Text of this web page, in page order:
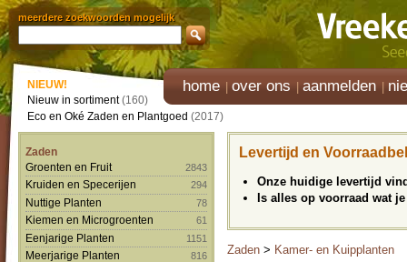
meerdere zoekwoorden mogelijk
home over ons aanmelden
NIEUW!
Nieuw in sortiment(160)
Eco en Oké Zaden en Plantgoed (2017)
Zaden
Groenten en Fruit
2843
Kruiden en Specerijen 294
Nuttige Planten 78
Kiemen en Microgroenten 61
Eenjarige Planten 1151
Meerjarige Planten 816
Levertijd en
Onze huidige levertijd
Is alles op voorraad wat
Zaden > Kamer- en Kuipplanten